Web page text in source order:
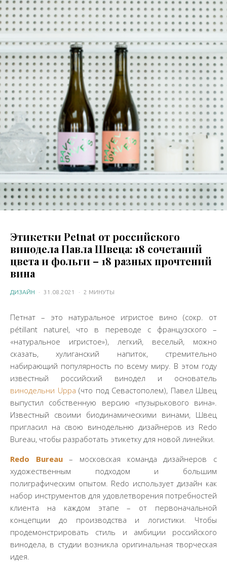
Этикетки Petnat от российского
винодела Павла Швеца: 18 сочетаний
цвета и фольги – 18 разных прочтений
вина
ДИЗАЙН · 31.08.2021 · 2 МИНУТЫ
Петнат – это натуральное игристое вино (сокр. от
pétillant naturel, что в переводе с французского –
«натуральное игристое»), легкий, веселый, можно
сказать, хулиганский напиток, стремительно
набирающий популярность по всему миру. В этом году
известный российский винодел и основатель
винодельни Uppa (что под Севастополем), Павел Швец
выпустил собственную версию «пузырькового вина».
Известный своими биодинамическими винами, Швец
пригласил на свою винодельню дизайнеров из Redo
Bureau, чтобы разработать этикетку для новой линейки.
Redo Bureau– московская команда дизайнеров с
художественным подходом и большим
полиграфическим опытом. Redo использует дизайн как
набор инструментов для удовлетворения потребностей
клиента на каждом этапе – от первоначальной
концепции до производства и логистики. Чтобы
продемонстрировать стиль и амбиции российского
винодела, в студии возникла оригинальная творческая
идея.